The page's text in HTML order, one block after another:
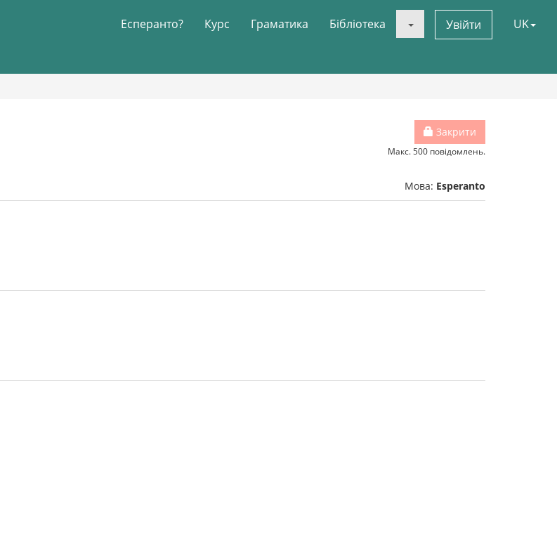
Есперанто? Курс Граматика Бібліотека Увійти UK
Закрити
Макс. 500 повідомлень.
Мова: Esperanto